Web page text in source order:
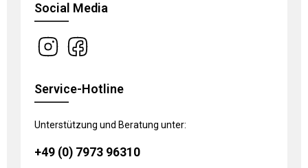
Social Media
Service-Hotline
Unterstützung und Beratung unter:
+49 (0) 7973 96310